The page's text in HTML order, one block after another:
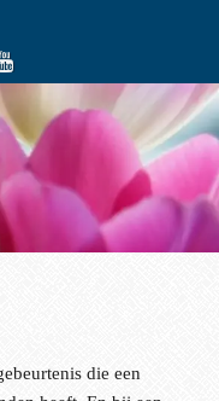
die een